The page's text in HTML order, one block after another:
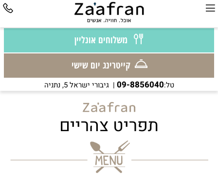
משלוחים אונליין
קייטרינג יום שישי
טל:09-8856040 | גיבורי ישראל 5, נתניה
תפריט צהריים